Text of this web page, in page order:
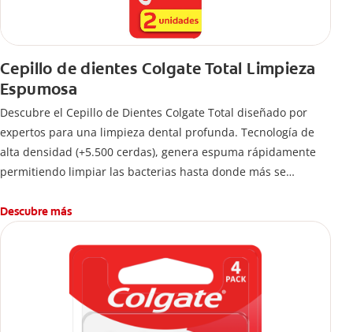
Cepillo de dientes Colgate Total Limpieza
Espumosa
Descubre el Cepillo de Dientes Colgate Total diseñado por
expertos para una limpieza dental profunda. Tecnología de
alta densidad (+5.500 cerdas), genera espuma rápidamente
permitiendo limpiar las bacterias hasta donde más se
Descubre más